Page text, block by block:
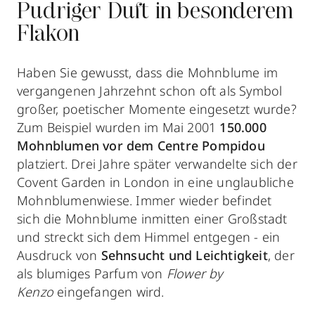
Pudriger Duft in besonderem
Flakon
Haben Sie gewusst, dass die Mohnblume im
vergangenen Jahrzehnt schon oft als Symbol
großer, poetischer Momente eingesetzt wurde?
Zum Beispiel wurden im Mai 2001 150.000
Mohnblumen vor dem Centre Pompidou
platziert. Drei Jahre später verwandelte sich der
Covent Garden in London in eine unglaubliche
Mohnblumenwiese. Immer wieder befindet
sich die Mohnblume inmitten einer Großstadt
und streckt sich dem Himmel entgegen - ein
Ausdruck von Sehnsucht und Leichtigkeit, der
als blumiges Parfum von Flower by
Kenzo eingefangen wird.